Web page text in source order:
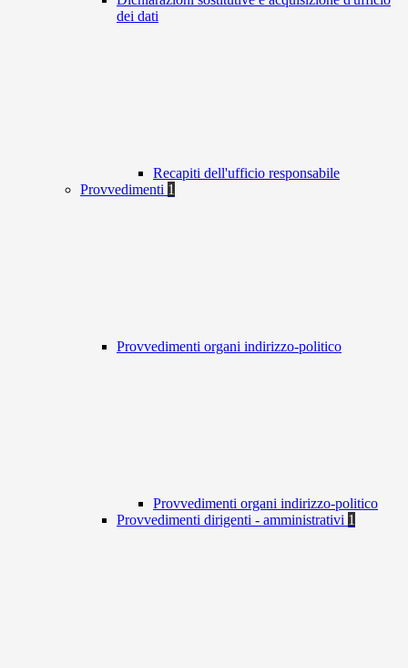
dei dati
Recapiti dell'ufficio responsabile
Provvedimenti 1
Provvedimenti organi indirizzo-politico
Provvedimenti organi indirizzo-politico
Provvedimenti dirigenti - amministrativi 1